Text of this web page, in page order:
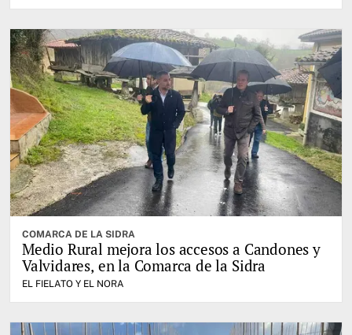
COMARCA DE LA SIDRA
Medio Rural mejora los accesos a Candones y
Valvidares, en la Comarca de la Sidra
EL FIELATO Y EL NORA